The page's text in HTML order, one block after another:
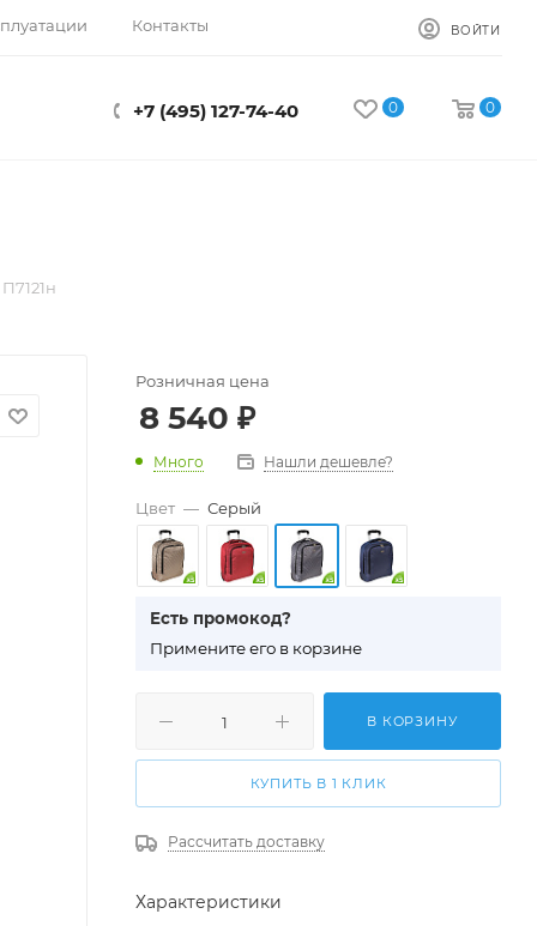
Контакты ВОЙТИ
+7 (495) 127-74-40 0 0
Розничная цена
8 540 ₽
Много Нашли дешевле?
Цвет — Серый
Есть промокод?
Примените его в корзине
В КОРЗИНУ
КУПИТЬ В 1 КЛИК
Рассчитать доставку
Характеристики